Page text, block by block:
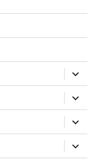
anzeigen
anzeigen
anzeigen
anzeigen